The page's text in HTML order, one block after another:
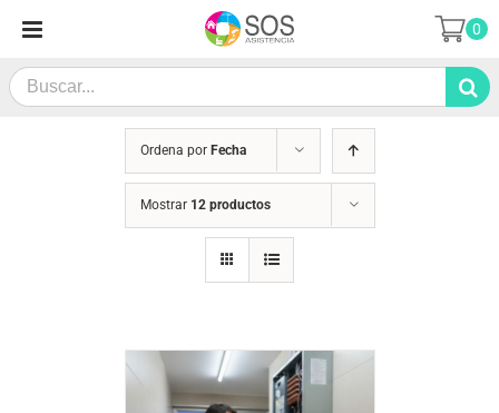
contenido
Search
for:
0
Ordena por Fecha
Mostrar 12 productos